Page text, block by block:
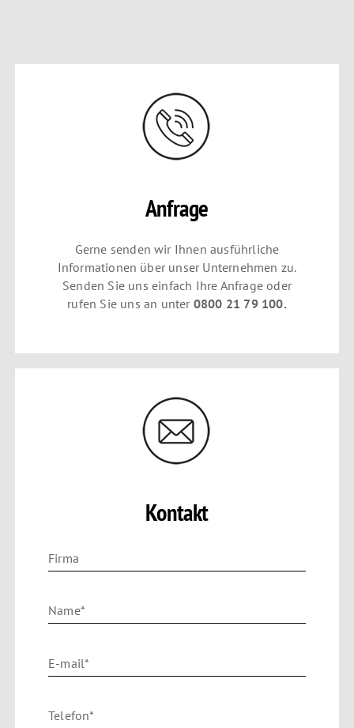
Anfrage
Gerne senden wir Ihnen ausführliche
Informationen über unser Unternehmen zu.
Senden Sie uns einfach Ihre Anfrage oder
rufen Sie uns an unter 0800 21 79 100.
Kontakt
Firma
Name*
E-mail*
Telefon*